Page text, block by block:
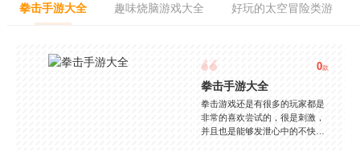
拳击手游大全 趣味烧脑游戏大全 好玩的太空冒险类游
0款
拳击手游大全
拳击游戏还是有很多的玩家都是
非常的喜欢尝试的，很是刺激，
并且也是能够发泄心中的不快